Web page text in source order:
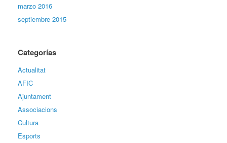
marzo 2016
septiembre 2015
Categorías
Actualitat
AFIC
Ajuntament
Associacions
Cultura
Esports